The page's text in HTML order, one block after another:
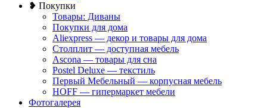
❥ Покупки
Товары: Диваны
Покупки для дома
Aliexpress — декор и товары для дома
Столплит — доступная мебель
Ascona — товары для сна
Postel Deluxe — текстиль
Первый Мебельный — корпусная мебель
HOFF — гипермаркет мебели
Фотогалерея